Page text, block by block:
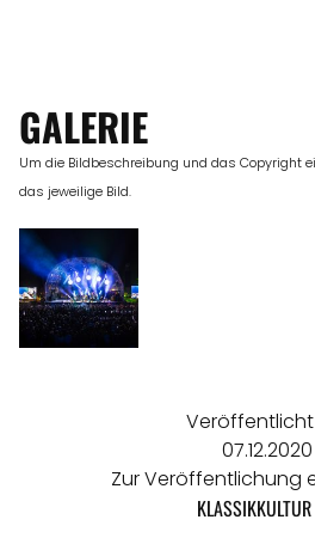
GALERIE
Um die Bildbeschreibung und das Copyright
das jeweilige Bild.
07.12.2020
Zur Veröffentlichung
KLASSIKKULTUR